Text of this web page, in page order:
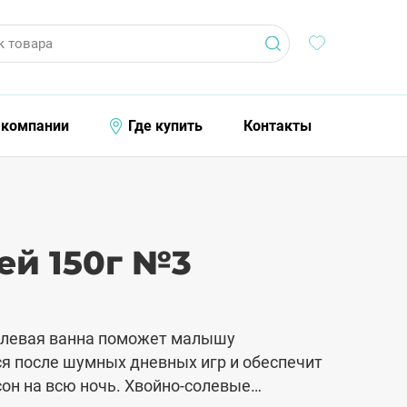
товара
Где купить Контакты
150г №3
ванна поможет малышу
после шумных дневных игр и обеспечит
на всю ночь. Хвойно-солевые